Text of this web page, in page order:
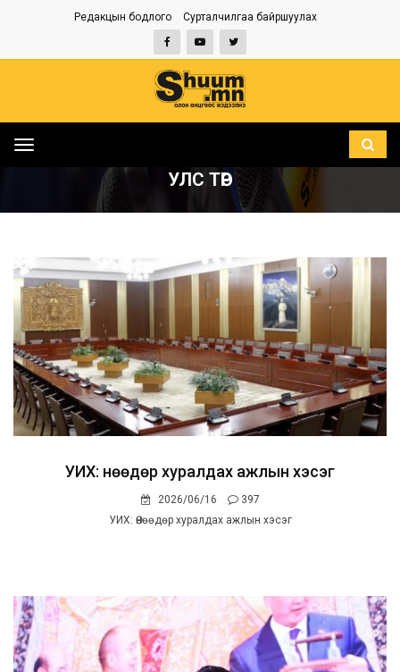
Редакцын бодлого Сурталчилгаа байршуулах
Toggle
УЛС ТӨР
УИХ: Өнөөдөр хуралдах ажлын хэсэг
2026/06/16
397
УИХ: Өнөөдөр хуралдах ажлын хэсэг